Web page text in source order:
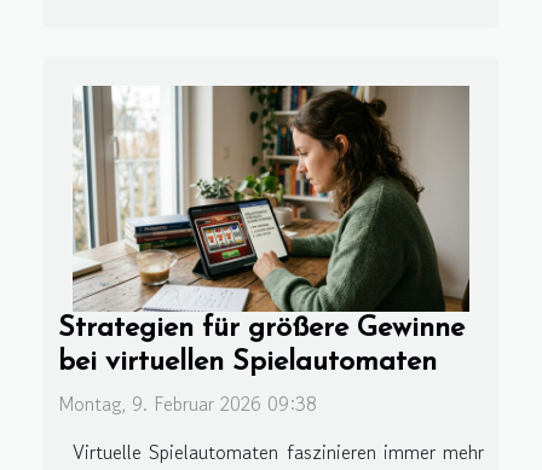
Strategien für größere Gewinne
bei virtuellen Spielautomaten
Montag, 9. Februar 2026 09:38
Virtuelle Spielautomaten faszinieren immer mehr